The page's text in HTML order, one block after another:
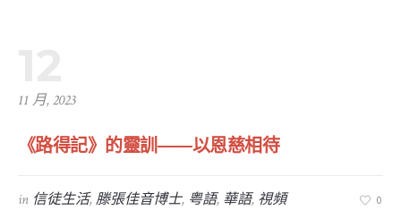
11 月, 2023
《路得記》的靈訓——以恩慈相待
in 信徒生活,滕張佳音博士, 粤語, 華語, 視頻 0